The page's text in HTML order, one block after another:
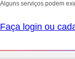
Alguns serviços podem
Faça login ou